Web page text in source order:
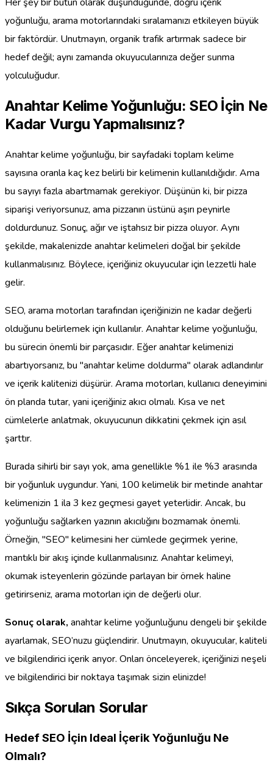
yoğunluğu, arama motorlarındaki sıralamanızı etkileyen büyük
bir faktördür. Unutmayın, organik trafik artırmak sadece bir
hedef değil; aynı zamanda okuyucularınıza değer sunma
yolculuğudur.
Anahtar Kelime Yoğunluğu: SEO İçin Ne
Kadar Vurgu Yapmalısınız?
Anahtar kelime yoğunluğu, bir sayfadaki toplam kelime
sayısına oranla kaç kez belirli bir kelimenin kullanıldığıdır. Ama
bu sayıyı fazla abartmamak gerekiyor. Düşünün ki, bir pizza
siparişi veriyorsunuz, ama pizzanın üstünü aşırı peynirle
doldurdunuz. Sonuç, ağır ve iştahsız bir pizza oluyor. Aynı
şekilde, makalenizde anahtar kelimeleri doğal bir şekilde
kullanmalısınız. Böylece, içeriğiniz okuyucular için lezzetli hale
gelir.
SEO, arama motorları tarafından içeriğinizin ne kadar değerli
olduğunu belirlemek için kullanılır. Anahtar kelime yoğunluğu,
bu sürecin önemli bir parçasıdır. Eğer anahtar kelimenizi
abartıyorsanız, bu "anahtar kelime doldurma" olarak adlandırılır
ve içerik kalitenizi düşürür. Arama motorları, kullanıcı deneyimini
ön planda tutar, yani içeriğiniz akıcı olmalı. Kısa ve net
cümlelerle anlatmak, okuyucunun dikkatini çekmek için asıl
şarttır.
Burada sihirli bir sayı yok, ama genellikle %1 ile %3 arasında
bir yoğunluk uygundur. Yani, 100 kelimelik bir metinde anahtar
kelimenizin 1 ila 3 kez geçmesi gayet yeterlidir. Ancak, bu
yoğunluğu sağlarken yazının akıcılığını bozmamak önemli.
Örneğin, "SEO" kelimesini her cümlede geçirmek yerine,
mantıklı bir akış içinde kullanmalısınız. Anahtar kelimeyi,
okumak isteyenlerin gözünde parlayan bir örnek haline
getirirseniz, arama motorları için de değerli olur.
Sonuç olarak, anahtar kelime yoğunluğunu dengeli bir şekilde
ayarlamak, SEO’nuzu güçlendirir. Unutmayın, okuyucular, kaliteli
ve bilgilendirici içerik arıyor. Onları önceleyerek, içeriğinizi neşeli
ve bilgilendirici bir noktaya taşımak sizin elinizde!
Sıkça Sorulan Sorular
Hedef SEO İçin Ideal İçerik Yoğunluğu Ne
Olmalı?